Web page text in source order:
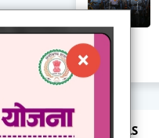
LABELS